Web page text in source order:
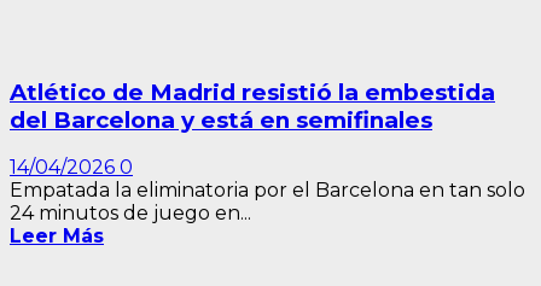
Atlético de Madrid resistió la embestida
del Barcelona y está en semifinales
14/04/2026 0
Empatada la eliminatoria por el Barcelona en tan solo
24 minutos de juego en...
Leer Más